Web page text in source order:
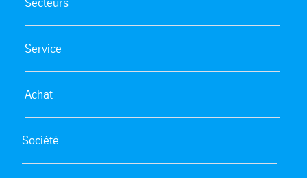
Service
Achat
Société